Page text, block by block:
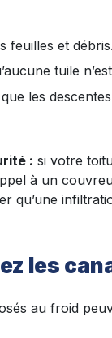
feuilles et débris.
tuile
les descentes
: si votre
à un
qu’une
les
au froid